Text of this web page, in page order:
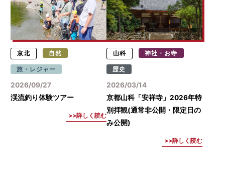
京北 自然
旅・レジャー
2026/09/27
渓流釣り体験ツアー
詳しく読む
山科 神社・お寺
歴史
2026/03/14
京都山科「安祥寺」2026年特
別拝観(通常非公開・限定日の
み公開)
詳しく読む